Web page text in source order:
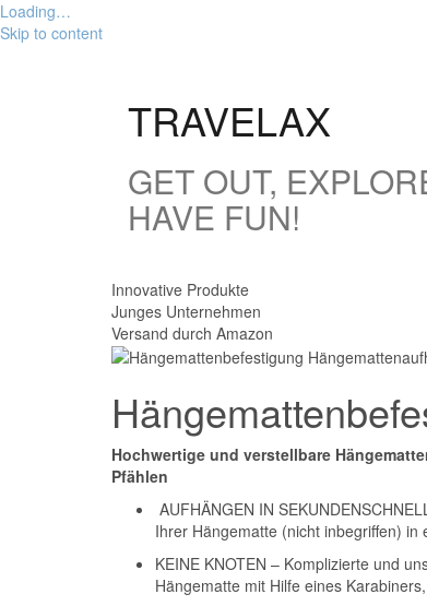
Loading…
Skip to content
TRAVELAX
GET OUT,
HAVE FUN!
Innovative Produkte
Junges Unternehmen
Versand durch Amazon
Hochwertige und verstellbare
Pfählen
AUFHÄNGEN IN
Ihrer Hängematte (nicht inbegriffen)
KEINE KNOTEN – Komplizierte und
Hängematte mit Hilfe eines